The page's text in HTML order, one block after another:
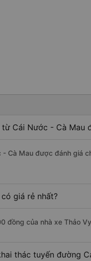
Cái Nước - Cà Mau
- Cà Mau được đánh giá
giá rẻ nhất?
đồng của nhà xe Thảo
thác tuyến đường